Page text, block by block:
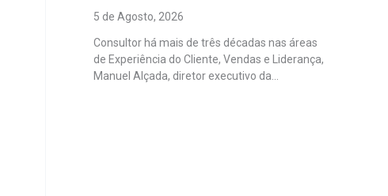
5 de Agosto, 2026
Consultor há mais de três décadas nas áreas
de Experiência do Cliente, Vendas e Liderança,
Manuel Alçada, diretor executivo da...